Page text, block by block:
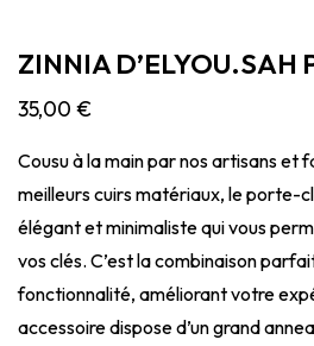
ZINNIA D’ELYOU.SAH
35,00 €
Cousu à la main par nos artisans et
meilleurs cuirs matériaux, le porte-
élégant et minimaliste qui vous
vos clés. C’est la combinaison
fonctionnalité, améliorant votre
accessoire dispose d’un grand